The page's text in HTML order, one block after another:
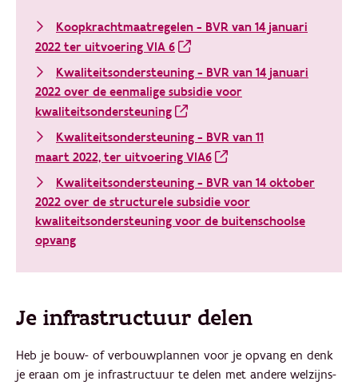
Koopkrachtmaatregelen - BVR van 14 januari
2022 ter uitvoering VIA 6
Kwaliteitsondersteuning - BVR van 14 januari
2022 over de eenmalige subsidie voor
kwaliteitsondersteuning
Kwaliteitsondersteuning - BVR van 11
maart 2022, ter uitvoering VIA6
Kwaliteitsondersteuning - BVR van 14 oktober
2022 over de structurele subsidie voor
kwaliteitsondersteuning voor de buitenschoolse
opvang
Je infrastructuur delen
Heb je bouw- of verbouwplannen voor je opvang en denk
je eraan om je infrastructuur te delen met andere welzijns-